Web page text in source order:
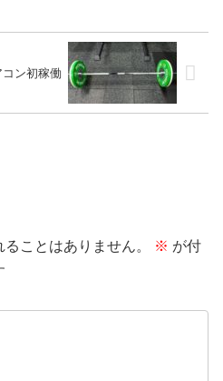
コン初稼働
ことはありません。 ※ が付